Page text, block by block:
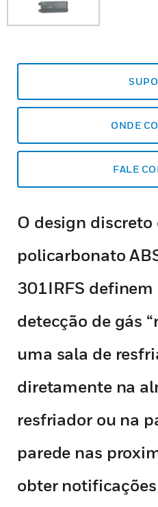
ONDE
FALE
O design
policarbonato
301IRFS definem
detecção de gás
uma sala de
diretamente na
resfriador ou na
parede nas
obter